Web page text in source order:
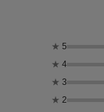
★ 5
★ 4
★ 3
★ 2